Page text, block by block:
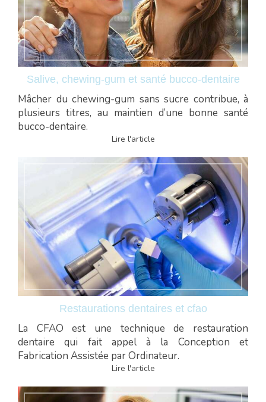
Salive, chewing-gum et santé bucco-dentaire
Mâcher du chewing-gum sans sucre contribue, à
plusieurs titres, au maintien d’une bonne santé
bucco-dentaire.
Lire l'article
Restaurations dentaires et cfao
La CFAO est une technique de restauration
dentaire qui fait appel à la Conception et
Fabrication Assistée par Ordinateur.
Lire l'article